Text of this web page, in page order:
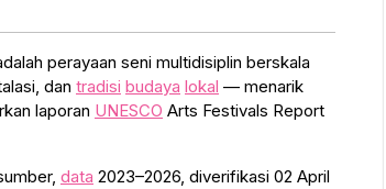
perayaan seni multidisiplin berskala
dan tradisi budaya lokal — menarik
laporan UNESCO Arts Festivals Report
data 2023–2026, diverifikasi 02 April